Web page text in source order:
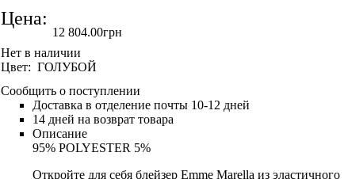
Цена:
12 804.00грн
Цвет: ГОЛУБОЙ
Сообщить о поступлении
Доставка в отделение почты 10-12 дней
14 дней на возврат товара
Описание
95% POLYESTER 5%
Откройте для себя блейзер Emme Marella из эластичного